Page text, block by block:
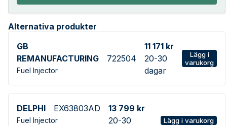
Alternativa produkter
GB
REMANUFACTURING
722504
Fuel Injector
11 171 kr
20-30
dagar
Lägg i
varukorg
DELPHI EX63803AD
Fuel Injector
13 799 kr
20-30
Lägg i varukorg